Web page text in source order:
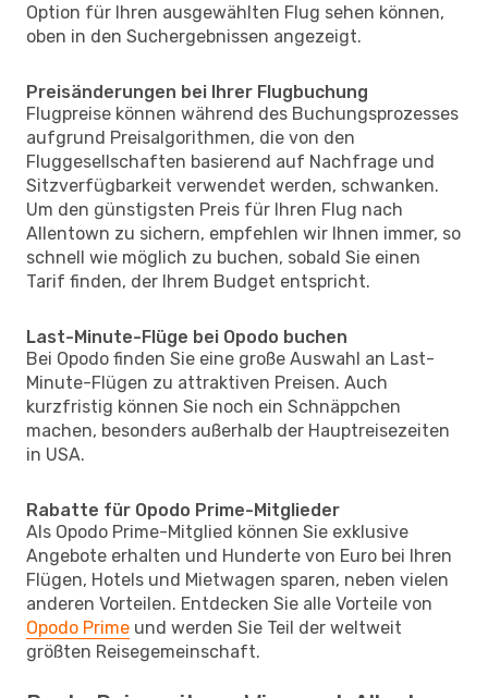
Option für Ihren ausgewählten Flug sehen können,
oben in den Suchergebnissen angezeigt.
Preisänderungen bei Ihrer Flugbuchung
Flugpreise können während des Buchungsprozesses
aufgrund Preisalgorithmen, die von den
Fluggesellschaften basierend auf Nachfrage und
Sitzverfügbarkeit verwendet werden, schwanken.
Um den günstigsten Preis für Ihren Flug nach
Allentown zu sichern, empfehlen wir Ihnen immer, so
schnell wie möglich zu buchen, sobald Sie einen
Tarif finden, der Ihrem Budget entspricht.
Last-Minute-Flüge bei Opodo buchen
Bei Opodo finden Sie eine große Auswahl an Last-
Minute-Flügen zu attraktiven Preisen. Auch
kurzfristig können Sie noch ein Schnäppchen
machen, besonders außerhalb der Hauptreisezeiten
in USA.
Rabatte für Opodo Prime-Mitglieder
Als Opodo Prime-Mitglied können Sie exklusive
Angebote erhalten und Hunderte von Euro bei Ihren
Flügen, Hotels und Mietwagen sparen, neben vielen
anderen Vorteilen. Entdecken Sie alle Vorteile von
Opodo Prime und werden Sie Teil der weltweit
größten Reisegemeinschaft.